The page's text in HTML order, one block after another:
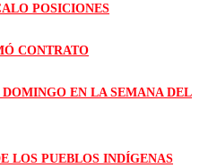
POSICIONES
CONTRATO
EN LA SEMANA DEL
LOS PUEBLOS INDÍGENAS